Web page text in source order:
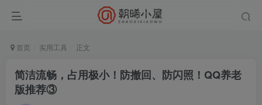
首页 实用工具 正文
简洁流畅，占用极小！防撤回、防闪照！QQ养老
版推荐③